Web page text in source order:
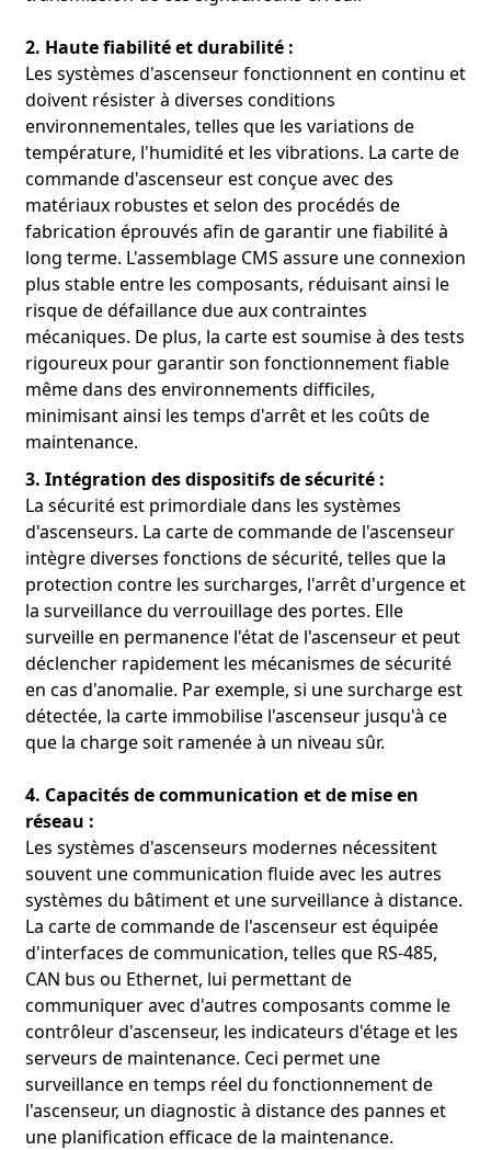
2. Haute fiabilité et durabilité :
Les systèmes d'ascenseur fonctionnent en continu et
doivent résister à diverses conditions
environnementales, telles que les variations de
température, l'humidité et les vibrations. La carte de
commande d'ascenseur est conçue avec des
matériaux robustes et selon des procédés de
fabrication éprouvés afin de garantir une fiabilité à
long terme. L'assemblage CMS assure une connexion
plus stable entre les composants, réduisant ainsi le
risque de défaillance due aux contraintes
mécaniques. De plus, la carte est soumise à des tests
rigoureux pour garantir son fonctionnement fiable
même dans des environnements difficiles,
minimisant ainsi les temps d'arrêt et les coûts de
maintenance.
3. Intégration des dispositifs de sécurité :
La sécurité est primordiale dans les systèmes
d'ascenseurs. La carte de commande de l'ascenseur
intègre diverses fonctions de sécurité, telles que la
protection contre les surcharges, l'arrêt d'urgence et
la surveillance du verrouillage des portes. Elle
surveille en permanence l'état de l'ascenseur et peut
déclencher rapidement les mécanismes de sécurité
en cas d'anomalie. Par exemple, si une surcharge est
détectée, la carte immobilise l'ascenseur jusqu'à ce
que la charge soit ramenée à un niveau sûr.
4. Capacités de communication et de mise en
réseau :
Les systèmes d'ascenseurs modernes nécessitent
souvent une communication fluide avec les autres
systèmes du bâtiment et une surveillance à distance.
La carte de commande de l'ascenseur est équipée
d'interfaces de communication, telles que RS-485,
CAN bus ou Ethernet, lui permettant de
communiquer avec d'autres composants comme le
contrôleur d'ascenseur, les indicateurs d'étage et les
serveurs de maintenance. Ceci permet une
surveillance en temps réel du fonctionnement de
l'ascenseur, un diagnostic à distance des pannes et
une planification efficace de la maintenance.